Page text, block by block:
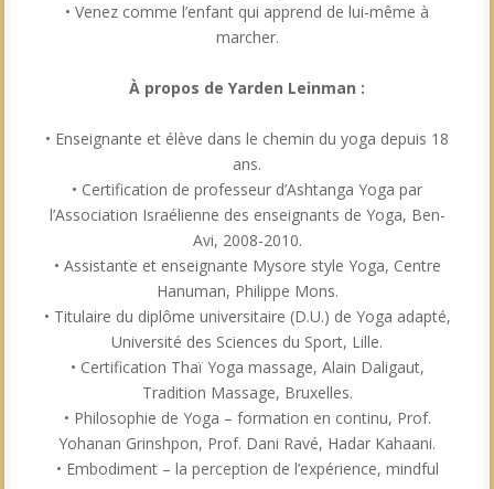
• Venez comme l’enfant qui apprend de lui-même à
marcher.
À propos de Yarden Leinman :
• Enseignante et élève dans le chemin du yoga depuis 18
ans.
• Certification de professeur d’Ashtanga Yoga par
l’Association Israélienne des enseignants de Yoga, Ben-
Avi, 2008-2010.
• Assistante et enseignante Mysore style Yoga, Centre
Hanuman, Philippe Mons.
• Titulaire du diplôme universitaire (D.U.) de Yoga adapté,
Université des Sciences du Sport, Lille.
• Certification Thaï Yoga massage, Alain Daligaut,
Tradition Massage, Bruxelles.
• Philosophie de Yoga – formation en continu, Prof.
Yohanan Grinshpon, Prof. Dani Ravé, Hadar Kahaani.
• Embodiment – la perception de l’expérience, mindful